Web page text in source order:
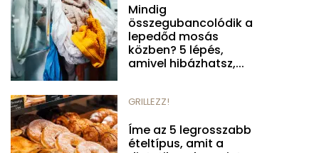
Mindig
összegubancolódik a
lepedőd mosás
közben? 5 lépés,
amivel hibázhatsz,...
GRILLEZZ!
Íme az 5 legrosszabb
ételtípus, amit a